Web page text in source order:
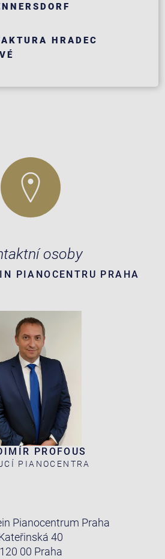
HRADEC
osoby
PIANOCENTRU PRAHA
PROFOUS
PIANOCENTRA
Pianocentrum Praha
40
120 00 Praha